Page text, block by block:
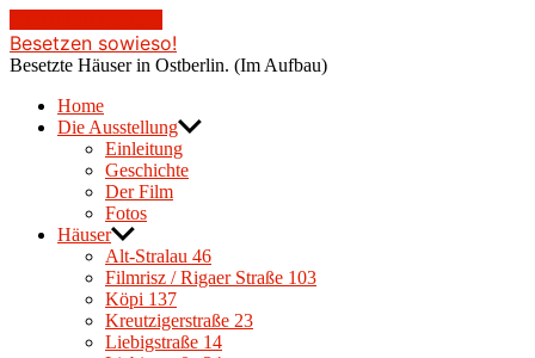
Besetzen sowieso!
Besetzte Häuser in Ostberlin. (Im Aufbau)
Home
Die Ausstellung
Einleitung
Geschichte
Der Film
Fotos
Häuser
Alt-Stralau 46
Filmrisz / Rigaer Straße 103
Köpi 137
Kreutzigerstraße 23
Liebigstraße 14